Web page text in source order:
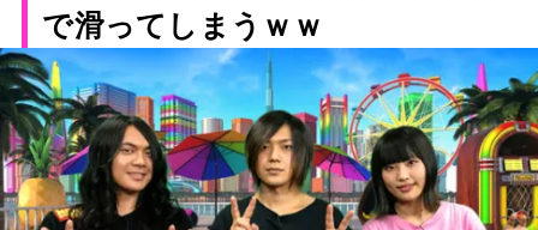
で滑ってしまうｗｗ